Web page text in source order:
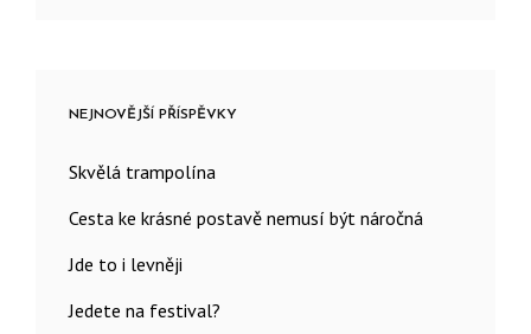
NEJNOVĚJŠÍ PŘÍSPĚVKY
Skvělá trampolína
Cesta ke krásné postavě nemusí být náročná
Jde to i levněji
Jedete na festival?